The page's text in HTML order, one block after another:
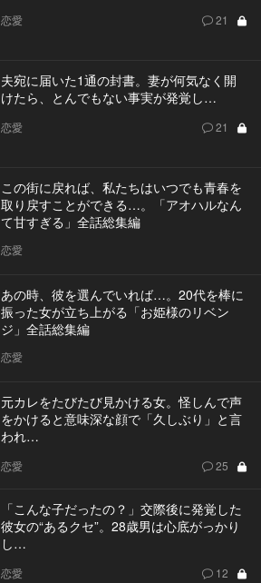
恋愛 21
夫宛に届いた1通の封書。妻が何気なく開
けたら、とんでもない事実が発覚し…
恋愛 21
この街に戻れば、私たちはいつでも青春を
取り戻すことができる…。「アオハルなん
て甘すぎる」全話総集編
恋愛
あの時、彼を選んでいれば…。20代を棒に
振った女が立ち上がる「お姫様のリベン
ジ」全話総集編
恋愛
元カレをたびたび見かける女。怪しんで声
をかけると意味深な顔で「久しぶり」と言
われ…
恋愛 25
「こんな子だったの？」交際後に発覚した
彼女の“あるクセ”。28歳男は心底がっかり
し…
恋愛 12